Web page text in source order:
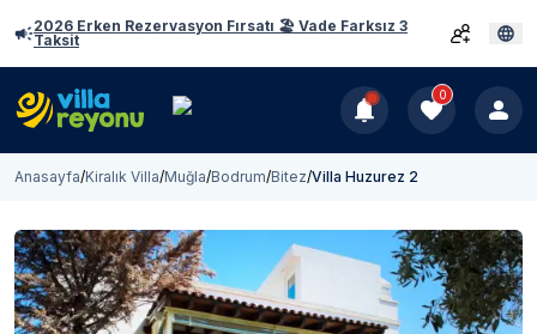
2026 Erken Rezervasyon Fırsatı 🏖️ Vade Farksız 3
Taksit
0
Anasayfa/Kiralık Villa/Muğla/Bodrum/Bitez/Villa Huzurez 2